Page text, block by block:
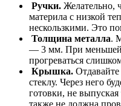
Ручки. Желательно,
материла с низкой
нескользкими. Это
Толщина металла.
— 3 мм. При меньшей
прогреваться
Крышка.
стеклу. Через него
готовки, не